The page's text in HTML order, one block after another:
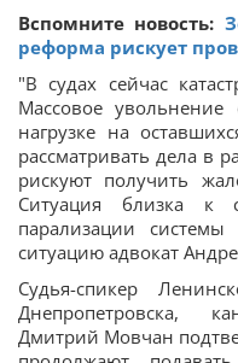
Вспомните новость:
реформа рискует
"В судах сейчас
Массовое
нагрузке на
рассматривать дела в
рискуют получить
Ситуация близка к
парализации системы
ситуацию адвокат
Судья-спикер
Днепропетровска,
Дмитрий Мовчан